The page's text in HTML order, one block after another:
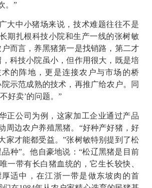
。”
大中小猪场来说，技术难题往往不是
期扎根科技小院和生产一线的张树敏
而言，养黑猪第一是找销路，第二才
，科技小院虽小，但作用很大，既是培
的阵地，更是连接农户与市场的桥
示范成熟的技术，再推广给农户。同
好卖’的问题。”
正公司为例，这家加工企业通过产品
周边农户养殖黑猪。“好种产好猪，好
家才能都受益。”张树敏特别提到了松
种”。他自豪地说：“松辽黑猪是目前
一带有长白猪血统的，它生长较快、
适中，在江浙一带是做东坡肉的首